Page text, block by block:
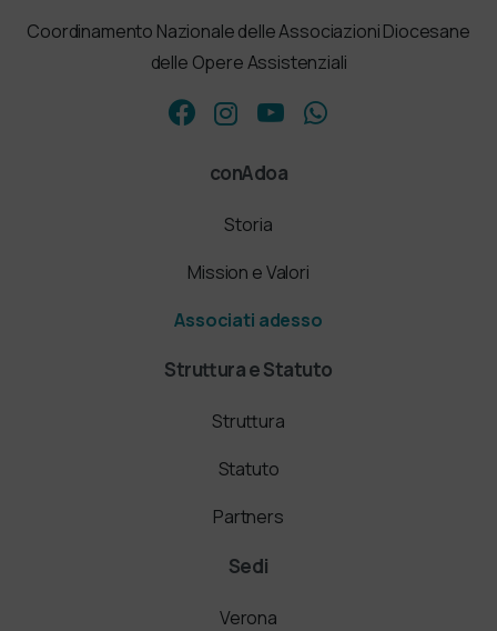
Coordinamento Nazionale delle Associazioni Diocesane
delle Opere Assistenziali
conAdoa
Storia
Mission e Valori
Associati adesso
Struttura e Statuto
Struttura
Statuto
Partners
Sedi
Verona